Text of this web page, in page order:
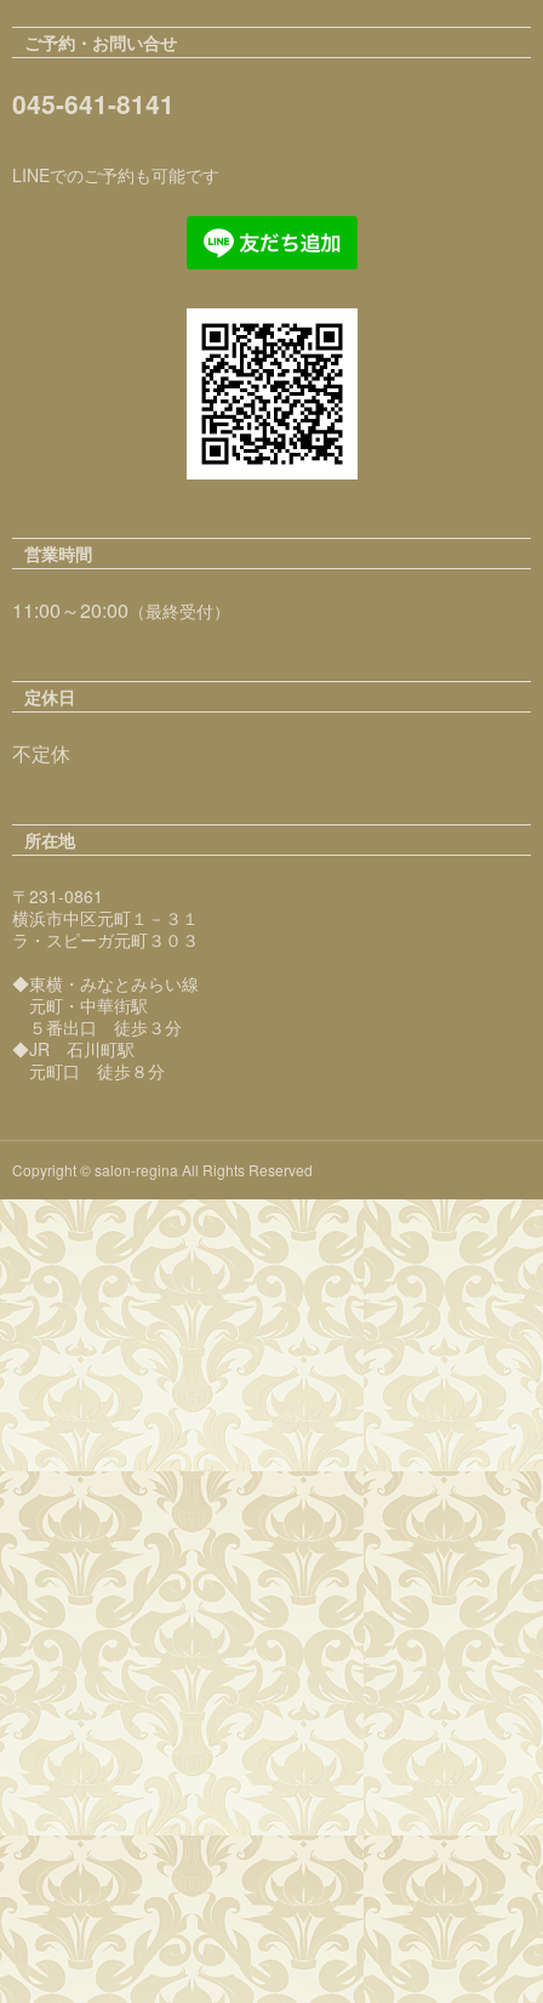
ご予約・お問い合せ
045-641-8141
LINEでのご予約も可能です
営業時間
11:00～20:00 （最終受付）
定休日
不定休
所在地
〒231-0861
横浜市中区元町１－３１
ラ・スピーガ元町３０３
◆東横・みなとみらい線
元町・中華街駅
５番出口 徒歩３分
◆JR 石川町駅
元町口 徒歩８分
Copyright © salon-regina All Rights Reserved